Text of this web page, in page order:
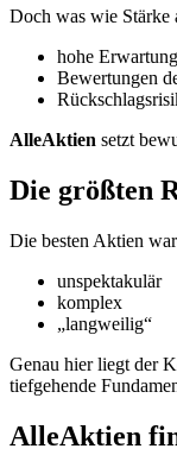
Doch was wie Stärke
hohe
Bewertungen
AlleAktien setzt
Die größten
Die besten Aktien
unspektakulär
komplex
„langweilig“
Genau hier liegt der
tiefgehende
AlleAktien